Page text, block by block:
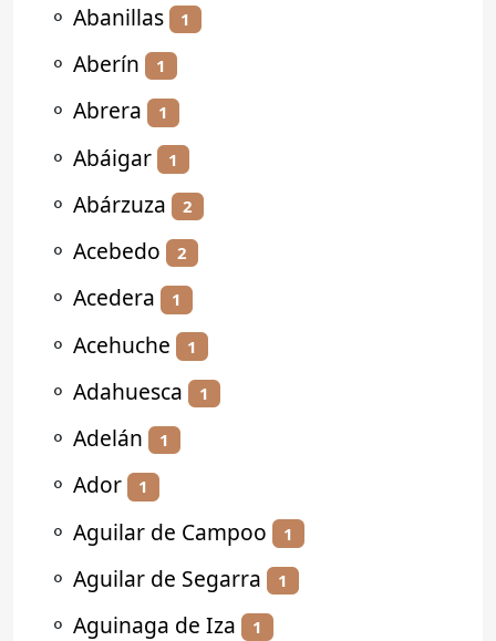
⚬ Abanillas 1
⚬ Aberín 1
⚬ Abrera 1
⚬ Abáigar 1
⚬ Abárzuza 2
⚬ Acebedo 2
⚬ Acedera 1
⚬ Acehuche 1
⚬ Adahuesca 1
⚬ Adelán 1
⚬ Ador 1
⚬ Aguilar de Campoo 1
⚬ Aguilar de Segarra 1
⚬ Aguinaga de Iza 1